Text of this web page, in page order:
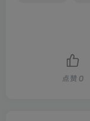
点赞 0